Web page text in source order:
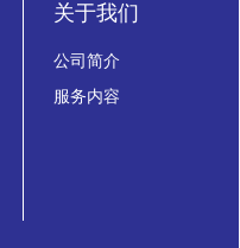
关于我们
公司简介
服务内容